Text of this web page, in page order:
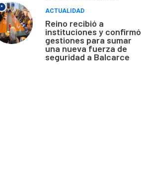
*
ACTUALIDAD
Reino recibió a
instituciones y confirmó
gestiones para sumar
una nueva fuerza de
seguridad a Balcarce